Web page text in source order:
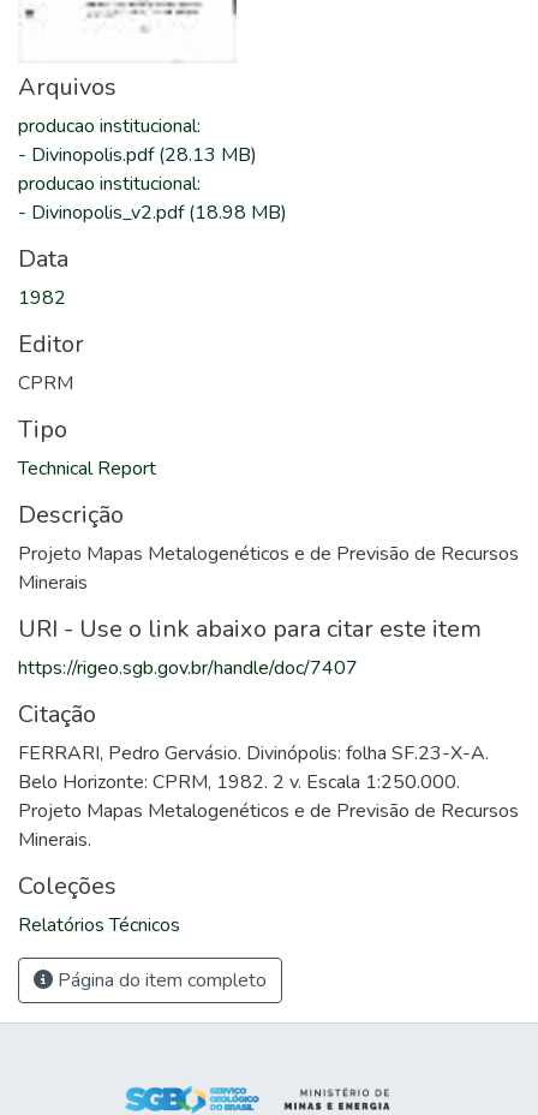
Arquivos
producao institucional:
- Divinopolis.pdf(28.13 MB)
producao institucional:
- Divinopolis_v2.pdf(18.98 MB)
Data
1982
Editor
CPRM
Tipo
Technical Report
Descrição
Projeto Mapas Metalogenéticos e de Previsão de Recursos
Minerais
URI - Use o link abaixo para citar este item
https://rigeo.sgb.gov.br/handle/doc/7407
Citação
FERRARI, Pedro Gervásio. Divinópolis: folha SF.23-X-A.
Belo Horizonte: CPRM, 1982. 2 v. Escala 1:250.000.
Projeto Mapas Metalogenéticos e de Previsão de Recursos
Minerais.
Coleções
Relatórios Técnicos
Página do item completo